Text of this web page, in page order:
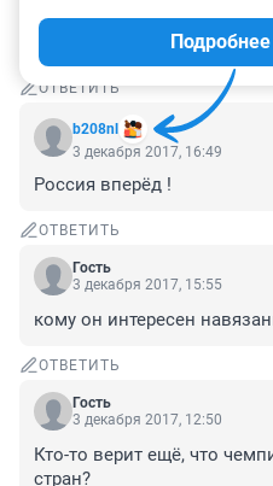
стем кто приедет -
ОТВЕТИТЬ
b208nl
3 декабря 2017, 16:49
Россия вперёд !
ОТВЕТИТЬ
Гость
3 декабря 2017, 15:55
кому он интересен
ОТВЕТИТЬ
Гость
3 декабря 2017, 12:50
Кто-то верит ещё, что
стран?